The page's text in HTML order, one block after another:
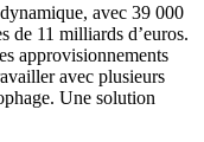
avec 39 000
de 11 milliards d’euros.
approvisionnements
avec plusieurs
Une solution